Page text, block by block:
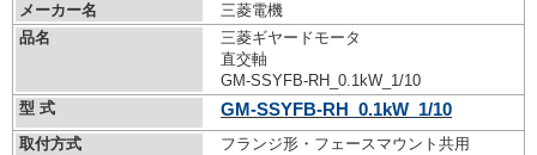
メーカー名
三菱電機
品名
三菱ギヤードモータ
直交軸
GM-SSYFB-RH_0.1kW_1/10
型 式
GM-SSYFB-RH_0.1kW_1/10
取付方式
フランジ形・フェースマウント共用